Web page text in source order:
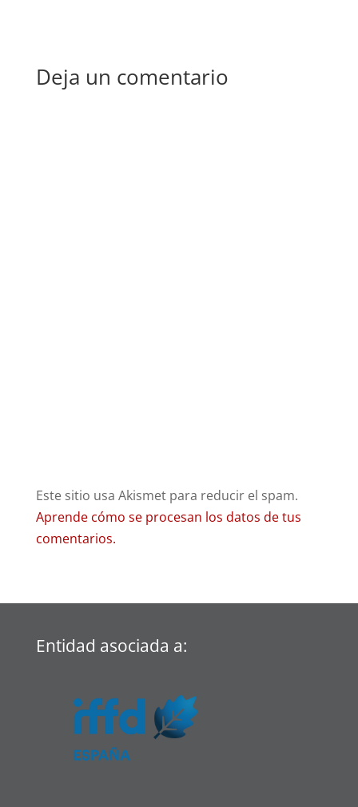
Deja un comentario
Este sitio usa Akismet para reducir el spam.
Aprende cómo se procesan los datos de tus
comentarios.
Entidad asociada a: